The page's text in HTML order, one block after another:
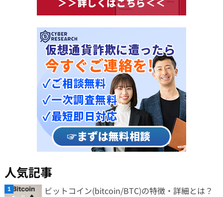
人気記事
ビットコイン(bitcoin/BTC)の特徴・詳細とは？